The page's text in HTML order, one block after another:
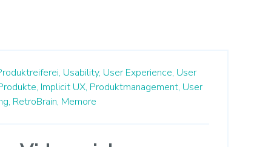
Usability, User Experience, User
Implicit UX, Produktmanagement, User
RetroBrain, Memore